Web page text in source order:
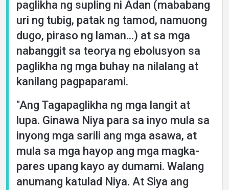
paglikha ng supling ni Adan (mababang
uri ng tubig, patak ng tamod, namuong
dugo, piraso ng laman...) at sa mga
nabanggit sa teorya ng ebolusyon sa
paglikha ng mga buhay na nilalang at
kanilang pagpaparami.
"Ang Tagapaglikha ng mga langit at
lupa. Ginawa Niya para sa inyo mula sa
inyong mga sarili ang mga asawa, at
mula sa mga hayop ang mga magka-
pares upang kayo ay dumami. Walang
anumang katulad Niya. At Siya ang